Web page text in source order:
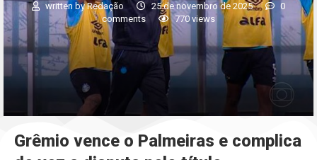
written byRedação 25 de novembro de 2025
0
comments
770 views
Grêmio vence o Palmeiras e complica